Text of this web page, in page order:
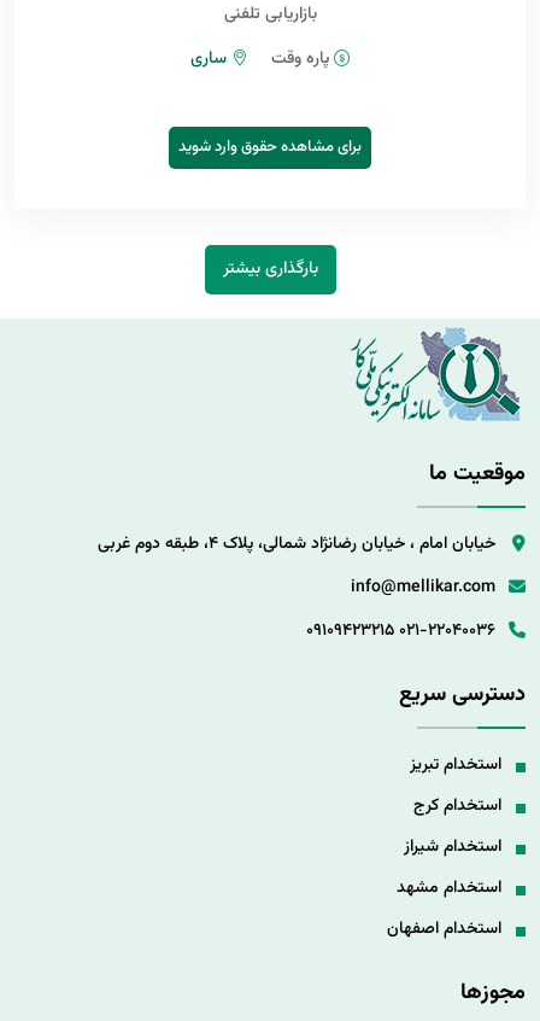
بازاریابی تلفنی
پاره وقت
ساری
برای مشاهده حقوق وارد شوید
بارگذاری بیشتر
موقعیت ما
خیابان امام ، خیابان رضانژاد شمالی، پلاک 4، طبقه دوم غربی
info@mellikar.com
021-22040036
09109423215
دسترسی سریع
استخدام تبریز
استخدام کرج
استخدام شیراز
استخدام مشهد
استخدام اصفهان
مجوزها